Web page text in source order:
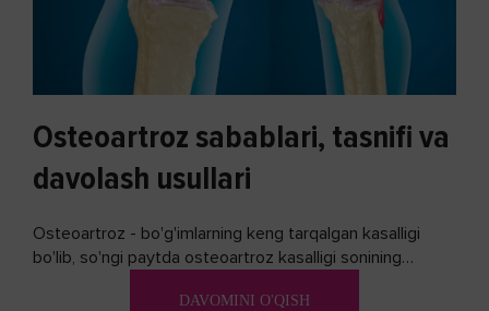
Osteoartroz sabablari, tasnifi va
davolash usullari
Osteoartroz - bo'g'imlarning keng tarqalgan kasalligi
bo'lib, so'ngi paytda osteoartroz kasalligi sonining
DAVOMINI O'QISH